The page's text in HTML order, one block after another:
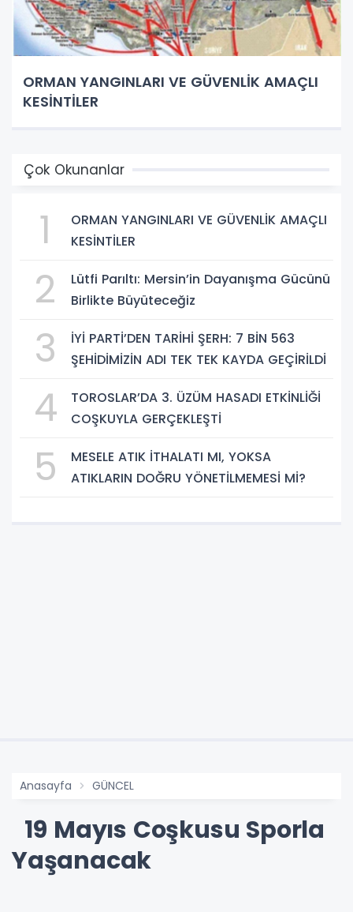
ORMAN YANGINLARI VE GÜVENLİK AMAÇLI
KESİNTİLER
Çok Okunanlar
1
ORMAN YANGINLARI VE GÜVENLİK AMAÇLI
KESİNTİLER
2
Lütfi Parıltı: Mersin’in Dayanışma Gücünü
Birlikte Büyüteceğiz
3
İYİ PARTİ’DEN TARİHİ ŞERH: 7 BİN 563
ŞEHİDİMİZİN ADI TEK TEK KAYDA GEÇİRİLDİ
4
TOROSLAR’DA 3. ÜZÜM HASADI ETKİNLİĞİ
COŞKUYLA GERÇEKLEŞTİ
5
MESELE ATIK İTHALATI MI, YOKSA
ATIKLARIN DOĞRU YÖNETİLMEMESİ Mİ?
Anasayfa GÜNCEL
19 Mayıs Coşkusu Sporla
Yaşanacak